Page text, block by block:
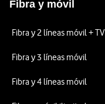
Fibra y móvil
Fibra y 2 líneas móvil + TV
Fibra y 3 líneas móvil
Fibra y 4 líneas móvil